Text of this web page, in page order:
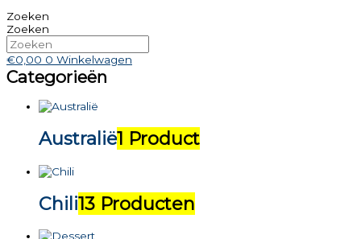
Zoeken
Zoeken
€0,00 0 Winkelwagen
Categorieën
Australië1 Product
Chili13 Producten